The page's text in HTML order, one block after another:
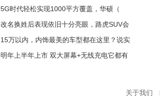
5G时代轻松实现1000平方覆盖，华硕（
改名换姓后表现依旧十分亮眼，路虎SUV会
15万以内，内饰最美的车型都在这里？说实
明年上半年上市 双大屏幕+无线充电它都有
关于我们